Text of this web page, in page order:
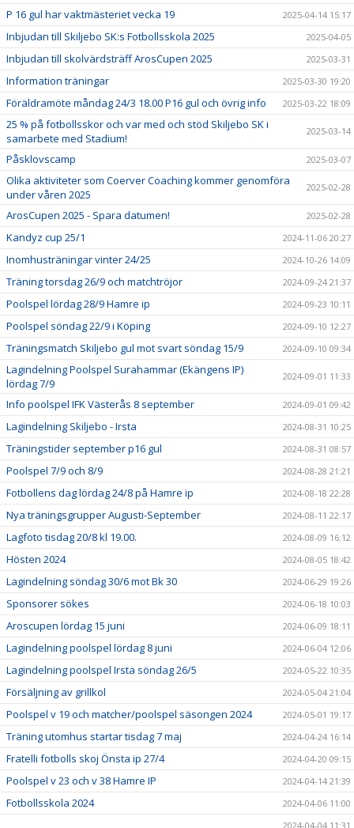
P 16 gul har vaktmästeriet vecka 19 2025-04-14 15:17
Inbjudan till Skiljebo SK:s Fotbollsskola 2025 2025-04-05
Inbjudan till skolvärdsträff ArosCupen 2025 2025-03-31
Information träningar 2025-03-30 19:20
Föräldramöte måndag 24/3 18.00 P16 gul och övrig info 2025-03-22 18:09
25 % på fotbollsskor och var med och stöd Skiljebo SK i
samarbete med Stadium!
2025-03-14
Påsklovscamp 2025-03-07
Olika aktiviteter som Coerver Coaching kommer genomföra
under våren 2025
2025-02-28
ArosCupen 2025 - Spara datumen! 2025-02-28
Kandyz cup 25/1 2024-11-06 20:27
Inomhusträningar vinter 24/25 2024-10-26 14:09
Träning torsdag 26/9 och matchtröjor 2024-09-24 21:37
Poolspel lördag 28/9 Hamre ip 2024-09-23 10:11
Poolspel söndag 22/9 i Köping 2024-09-10 12:27
Träningsmatch Skiljebo gul mot svart söndag 15/9 2024-09-10 09:34
Lagindelning Poolspel Surahammar (Ekängens IP)
lördag 7/9
2024-09-01 11:33
Info poolspel IFK Västerås 8 september 2024-09-01 09:42
Lagindelning Skiljebo - Irsta 2024-08-31 10:25
Träningstider september p16 gul 2024-08-31 08:57
Poolspel 7/9 och 8/9 2024-08-28 21:21
Fotbollens dag lördag 24/8 på Hamre ip 2024-08-18 22:28
Nya träningsgrupper Augusti-September 2024-08-11 22:17
Lagfoto tisdag 20/8 kl 19.00. 2024-08-09 16:12
Hösten 2024 2024-08-05 18:42
Lagindelning söndag 30/6 mot Bk 30 2024-06-29 19:26
Sponsorer sökes 2024-06-18 10:03
Aroscupen lördag 15 juni 2024-06-09 18:11
Lagindelning poolspel lördag 8 juni 2024-06-04 12:06
Lagindelning poolspel Irsta söndag 26/5 2024-05-22 10:35
Försäljning av grillkol 2024-05-04 21:04
Poolspel v 19 och matcher/poolspel säsongen 2024 2024-05-01 19:17
Träning utomhus startar tisdag 7 maj 2024-04-24 16:14
Fratelli fotbolls skoj Önsta ip 27/4 2024-04-20 09:15
Poolspel v 23 och v 38 Hamre IP 2024-04-14 21:39
Fotbollsskola 2024
2024-04-06 11:00
2024-04-04 11:31